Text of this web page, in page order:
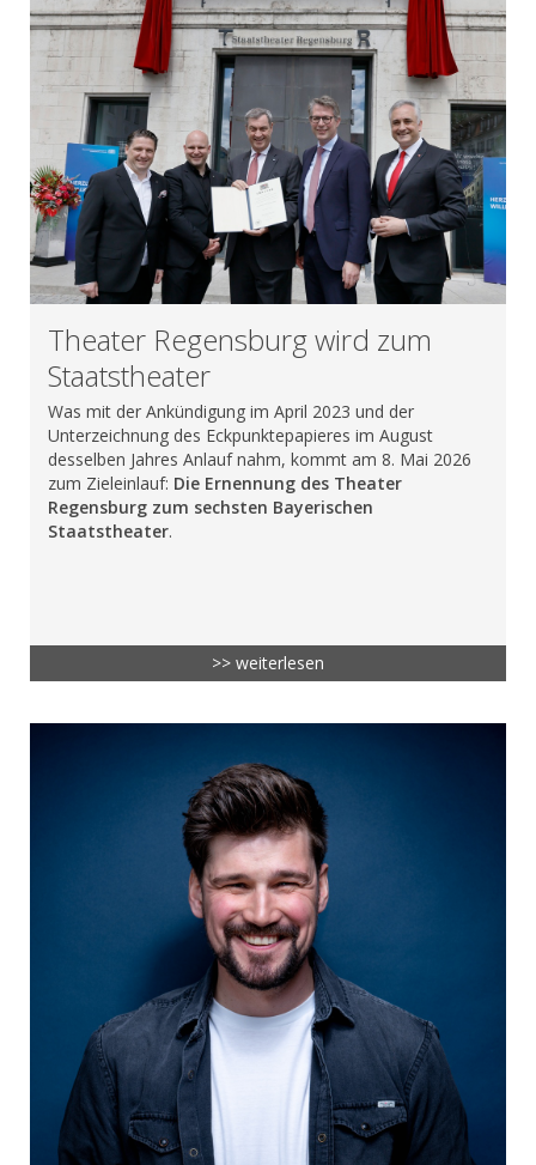
Theater Regensburg wird zum
Staatstheater
Was mit der Ankündigung im April 2023 und der
Unterzeichnung des Eckpunktepapieres im August
desselben Jahres Anlauf nahm, kommt am 8. Mai 2026
zum Zieleinlauf: Die Ernennung des Theater
Regensburg zum sechsten Bayerischen
Staatstheater.
>> weiterlesen